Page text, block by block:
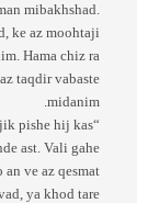
mibakhshad.
ke az moohtaji
Hama chiz ra
taqdir vabaste
midanim.
pishe hij kas
ast. Vali gahe
an ve az qesmat
ya khod tare